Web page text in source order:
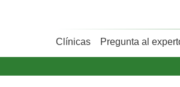
Clínicas Pregunta al